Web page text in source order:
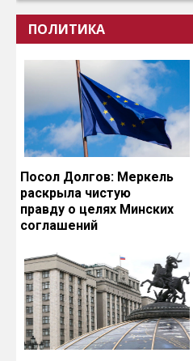
ПОЛИТИКА
Посол Долгов: Меркель
раскрыла чистую
правду о целях Минских
соглашений